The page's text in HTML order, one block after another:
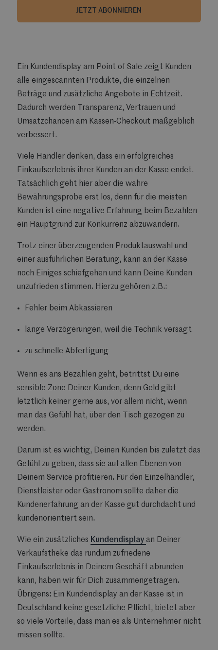
JETZT ABONNIEREN
Ein Kundendisplay am Point of Sale zeigt Kunden
alle eingescannten Produkte, die einzelnen
Beträge und zusätzliche Angebote in Echtzeit.
Dadurch werden Transparenz, Vertrauen und
Umsatzchancen am Kassen-Checkout maßgeblich
verbessert.
Viele Händler denken, dass ein erfolgreiches
Einkaufserlebnis ihrer Kunden an der Kasse endet.
Tatsächlich geht hier aber die wahre
Bewährungsprobe erst los, denn für die meisten
Kunden ist eine negative Erfahrung beim Bezahlen
ein Hauptgrund zur Konkurrenz abzuwandern.
Trotz einer überzeugenden Produktauswahl und
einer ausführlichen Beratung, kann an der Kasse
noch Einiges schiefgehen und kann Deine Kunden
unzufrieden stimmen. Hierzu gehören z.B.:
Fehler beim Abkassieren
lange Verzögerungen, weil die Technik versagt
zu schnelle Abfertigung
Wenn es ans Bezahlen geht, betrittst Du eine
sensible Zone Deiner Kunden, denn Geld gibt
letztlich keiner gerne aus, vor allem nicht, wenn
man das Gefühl hat, über den Tisch gezogen zu
werden.
Darum ist es wichtig, Deinen Kunden bis zuletzt das
Gefühl zu geben, dass sie auf allen Ebenen von
Deinem Service profitieren. Für den Einzelhändler,
Dienstleister oder Gastronom sollte daher die
Kundenerfahrung an der Kasse gut durchdacht und
kundenorientiert sein.
Wie ein zusätzliches Kundendisplay an Deiner
Verkaufstheke das rundum zufriedene
Einkaufserlebnis in Deinem Geschäft abrunden
kann, haben wir für Dich zusammengetragen.
Übrigens: Ein Kundendisplay an der Kasse ist in
Deutschland keine gesetzliche Pflicht, bietet aber
so viele Vorteile, dass man es als Unternehmer nicht
missen sollte.